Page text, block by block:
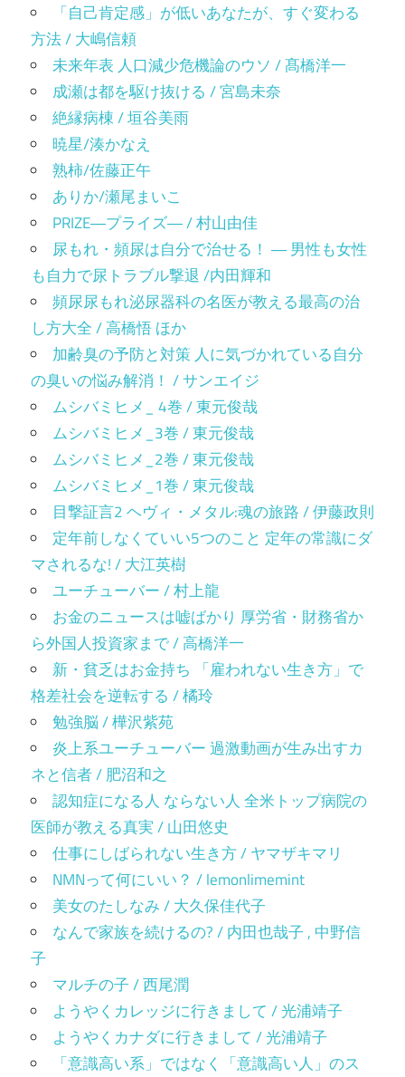
「自己肯定感」が低いあなたが、すぐ変わる
方法 / 大嶋信頼
未来年表 人口減少危機論のウソ / 髙橋洋一
成瀬は都を駆け抜ける / 宮島未奈
絶縁病棟 / 垣谷美雨
暁星/湊かなえ
熟柿/佐藤正午
ありか/瀬尾まいこ
PRIZE―プライズ― / 村山由佳
尿もれ・頻尿は自分で治せる！ ― 男性も女性
も自力で尿トラブル撃退 /内田輝和
頻尿尿もれ泌尿器科の名医が教える最高の治
し方大全 / 高橋悟 ほか
加齢臭の予防と対策 人に気づかれている自分
の臭いの悩み解消！ / サンエイジ
ムシバミヒメ_ 4巻 / 東元俊哉
ムシバミヒメ_3巻 / 東元俊哉
ムシバミヒメ_2巻 / 東元俊哉
ムシバミヒメ_1巻 / 東元俊哉
目撃証言2 ヘヴィ・メタル:魂の旅路 / 伊藤政則
定年前しなくていい5つのこと 定年の常識にダ
マされるな! / 大江英樹
ユーチューバー / 村上龍
お金のニュースは嘘ばかり 厚労省・財務省か
ら外国人投資家まで / 高橋洋一
新・貧乏はお金持ち 「雇われない生き方」で
格差社会を逆転する / 橘玲
勉強脳 / 樺沢紫苑
炎上系ユーチューバー 過激動画が生み出すカ
ネと信者 / 肥沼和之
認知症になる人 ならない人 全米トップ病院の
医師が教える真実 / 山田悠史
仕事にしばられない生き方 / ヤマザキマリ
NMNって何にいい？ / lemonlimemint
美女のたしなみ / 大久保佳代子
なんで家族を続けるの? / 内田也哉子 , 中野信
子
マルチの子 / 西尾潤
ようやくカレッジに行きまして / 光浦靖子
ようやくカナダに行きまして / 光浦靖子
「意識高い系」ではなく「意識高い人」のス